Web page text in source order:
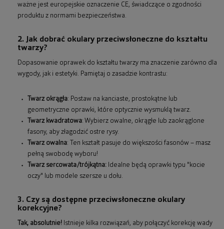
ważne jest europejskie oznaczenie CE, świadczące o zgodności
produktu z normami bezpieczeństwa.
2. Jak dobrać okulary przeciwsłoneczne do kształtu
twarzy?
Dopasowanie oprawek do kształtu twarzy ma znaczenie zarówno dla
wygody, jak i estetyki. Pamiętaj o zasadzie kontrastu:
Twarz okrągła: Postaw na kanciaste, prostokątne lub
geometryczne oprawki, które optycznie wysmuklą twarz.
Twarz kwadratowa: Wybierz owalne, okrągłe lub zaokrąglone
fasony, aby złagodzić ostre rysy.
Twarz owalna: Ten kształt pasuje do większości fasonów – masz
pełną swobodę wyboru!
Twarz sercowata/trójkątna: Idealne będą oprawki typu "kocie
oczy" lub modele szersze u dołu.
3. Czy są dostępne przeciwsłoneczne okulary
korekcyjne?
Tak, absolutnie! Istnieje kilka rozwiązań, aby połączyć korekcję wady